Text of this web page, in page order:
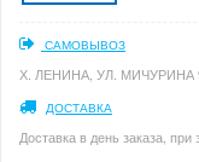
САМОВЫВОЗ
Х. ЛЕНИНА, УЛ. МИЧУРИНА
ДОСТАВКА
Доставка в день заказа, при